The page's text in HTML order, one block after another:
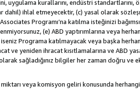
kurallarını, endüstri standartlarını,
ihlal etmeyecektir, (c) yasal olarak
Programı’na katılma isteğinizi
(e) ABD yaptırımlarına veya
Programa katılmayacak veya başka
yeniden ihracat kısıtlamalarına ve ABD
sağladığınız bilgiler her zaman doğru
veya komisyon geliri konusunda